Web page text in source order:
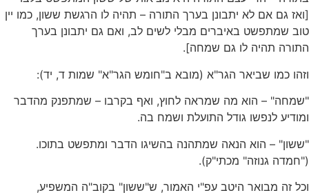
[ואז גם אם לא יתבונן בערך התורה – תהיה לו הרגשת ששון, כמו יין
טוב שמתפשט באיברים מבלי לשים לב, ואם גם יתבונן בערך
התורה תהיה לו גם שמחה].
וזהו כמו שביאר הגר"א (מובא ב"חומש הגר"א" שמות ד, יד):
"שמחה" – הוא מה שמראה לחוץ, ואף בקרבו – שמתפנק מהדבר
ומודיע לנפשו גודל התועלת ושמח בה.
"ששון" – הוא הנאה שמתהנה בהשיגו הדבר ומתפשט בתוכו.
("חמדה גנוזה" מכתי"ק).
וכל זה מבואר היטב עפ"י האמור, ש"ששון" בקוב"ה המשפיע,